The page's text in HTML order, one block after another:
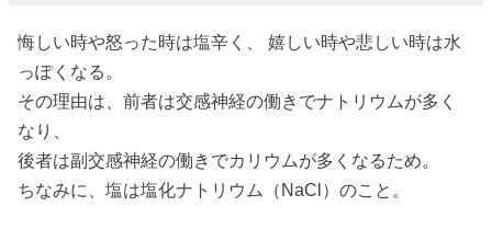
悔しい時や怒った時は塩辛く、 嬉しい時や悲しい時は水
っぽくなる。
その理由は、前者は交感神経の働きでナトリウムが多く
なり、
後者は副交感神経の働きでカリウムが多くなるため。
ちなみに、塩は塩化ナトリウム（NaCl）のこと。